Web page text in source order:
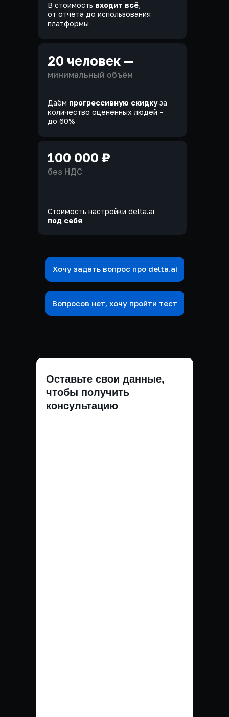
20 человек —
100 000 ₽
минимальный объём
без НДС
В стоимость входит всё,
от отчёта до использования
платформы
Даём прогрессивную скидкуза
количество оценённых людей –
до 60%
Стоимость настройки delta.ai
под себя
Хочу задать вопрос про delta.ai
Вопросов нет, хочу пройти тест
Оставьте свои данные,
чтобы получить
консультацию